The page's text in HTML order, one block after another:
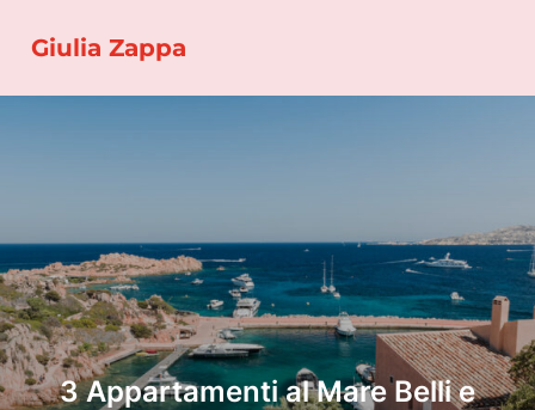
Giulia Zappa
3 Appartamenti al Mare Belli e